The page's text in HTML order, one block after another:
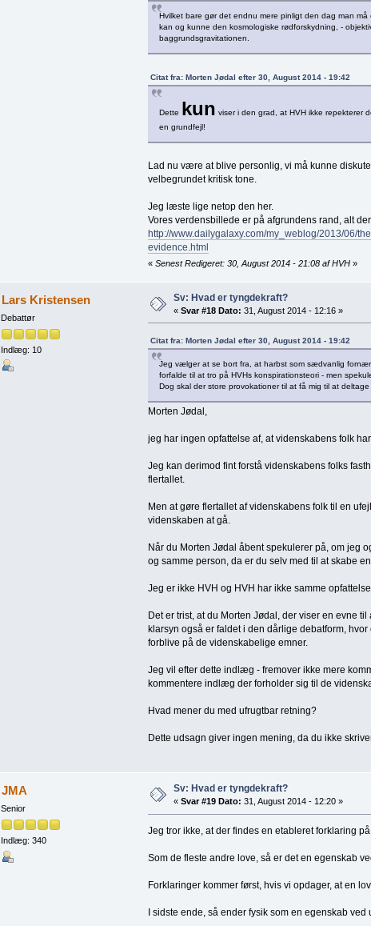
Hvilket bare gør det endnu mere pinligt den dag man
kan og kunne den kosmologiske rødforskydning, -
baggrundsgravitationen.
Citat fra: Morten Jødal efter 30, August 2014 - 19:42
Dette kun viser i den grad, at HVH ikke repekterer
en grundfejl!
Lad nu være at blive personlig, vi må kunne
velbegrundet kritisk tone.
Jeg læste lige netop den her.
Vores verdensbillede er på afgrundens rand, alt
http://www.dailygalaxy.com/my_weblog/2013/06/
evidence.html
«Senest Redigeret: 30, August 2014 - 21:08 af HVH »
Lars Kristensen
Debattør
Indlæg: 10
Sv: Hvad er tyngdekraft?
«Svar #18 Dato: 31, August 2014 - 12:16 »
Citat fra: Morten Jødal efter 30, August 2014 - 19:42
Jeg vælger at se bort fra, at harbst som sædvanlig
forfalde til at tro på HVHs konspirationsteori - men
Dog skal der store provokationer til at få mig til at
Morten Jødal,
jeg har ingen opfattelse af, at videnskabens folk
Jeg kan derimod fint forstå videnskabens folks
flertallet.
Men at gøre flertallet af videnskabens folk til en
videnskaben at gå.
Når du Morten Jødal åbent spekulerer på, om jeg
og samme person, da er du selv med til at skabe
Jeg er ikke HVH og HVH har ikke samme
Det er trist, at du Morten Jødal, der viser en evne
klarsyn også er faldet i den dårlige debatform,
forblive på de videnskabelige emner.
Jeg vil efter dette indlæg - fremover ikke mere
kommentere indlæg der forholder sig til de
Hvad mener du med ufrugtbar retning?
Dette udsagn giver ingen mening, da du ikke
JMA
Senior
Indlæg: 340
Sv: Hvad er tyngdekraft?
«Svar #19 Dato: 31, August 2014 - 12:20 »
Jeg tror ikke, at der findes en etableret forklaring
Som de fleste andre love, så er det en egenskab
Forklaringer kommer først, hvis vi opdager, at en
I sidste ende, så ender fysik som en egenskab